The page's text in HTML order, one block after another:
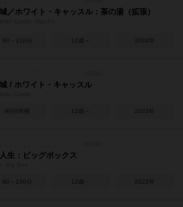
／ホワイト・キャッスル：茶の湯（拡張）
90～110分 12歳～ 2024年
/ ホワイト・キャッスル
80分前後 12歳～ 2023年
生：ビッグボックス
90～150分 12歳～ 2022年